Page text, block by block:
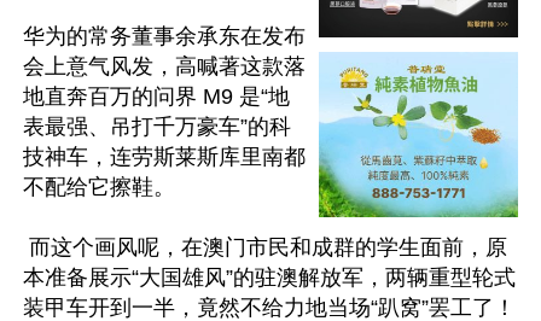
华为的常务董事余承东在发布
会上意气风发，高喊著这款落
地直奔百万的问界 M9 是“地
表最强、吊打千万豪车”的科
技神车，连劳斯莱斯库里南都
不配给它擦鞋。
本准备展示“大国雄风”的驻澳解放军，两辆重型轮式
装甲车开到一半，竟然不给力地当场“趴窝”罢工了！